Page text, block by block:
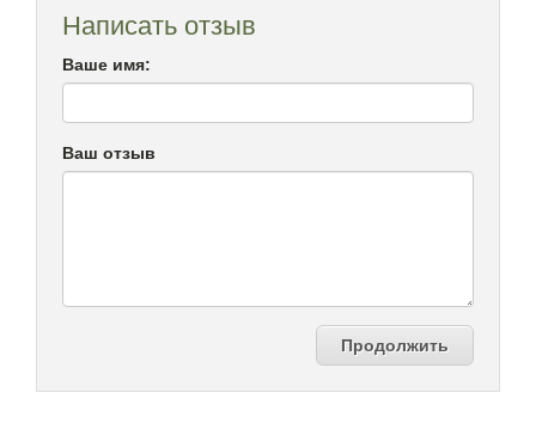
Написать отзыв
Ваше имя:
Ваш отзыв
Продолжить